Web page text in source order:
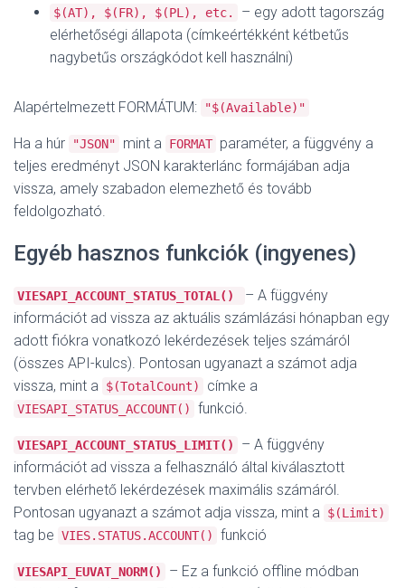
$(AT), $(FR), $(PL), etc.
– egy adott tagország
elérhetőségi állapota (címkeértékként kétbetűs
nagybetűs országkódot kell használni)
Alapértelmezett FORMÁTUM: "$(Available)"
Ha a húr "JSON" mint a FORMAT paraméter, a függvény a
teljes eredményt JSON karakterlánc formájában adja
vissza, amely szabadon elemezhető és tovább
feldolgozható.
Egyéb hasznos funkciók (ingyenes)
VIESAPI_ACCOUNT_STATUS_TOTAL()
– A függvény
információt ad vissza az aktuális számlázási hónapban egy
adott fiókra vonatkozó lekérdezések teljes számáról
(összes API-kulcs). Pontosan ugyanazt a számot adja
vissza, mint a $(TotalCount) címke a
VIESAPI_STATUS_ACCOUNT() funkció.
VIESAPI_ACCOUNT_STATUS_LIMIT()
– A függvény
információt ad vissza a felhasználó által kiválasztott
tervben elérhető lekérdezések maximális számáról.
Pontosan ugyanazt a számot adja vissza, mint a $(Limit)
tag be VIES.STATUS.ACCOUNT() funkció
VIESAPI_EUVAT_NORM()
– Ez a funkció offline módban